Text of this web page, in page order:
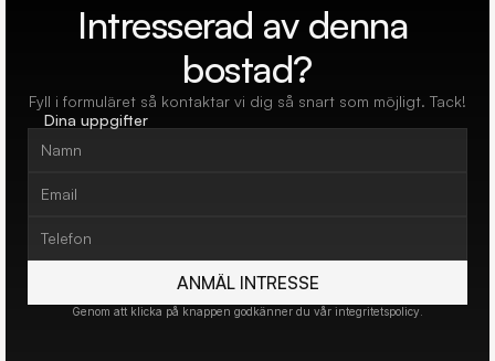
Intresserad av denna
bostad?
Fyll i formuläret så kontaktar vi dig så snart som möjligt. Tack!
Dina uppgifter
ANMÄL INTRESSE
Genom att klicka på knappen godkänner du vår integritetspolicy.